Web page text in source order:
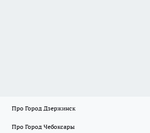
Про Город Дзержинск
Про Город Чебоксары